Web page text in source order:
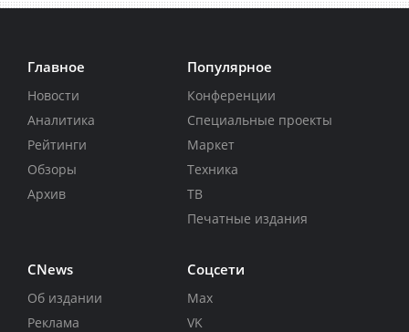
Главное
Новости
Аналитика
Рейтинги
Обзоры
Архив
Популярное
Конференции
Специальные проекты
Маркет
Техника
ТВ
Печатные издания
CNews
Об издании
Реклама
Соцсети
Max
VK